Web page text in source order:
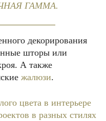
ГАММА.
декорирования
шторы или
А также
жалюзи.